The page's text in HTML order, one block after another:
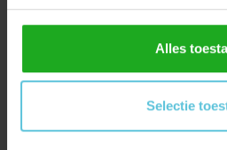
Alles
Selectie
kabel met swivel 18
meter voor M600